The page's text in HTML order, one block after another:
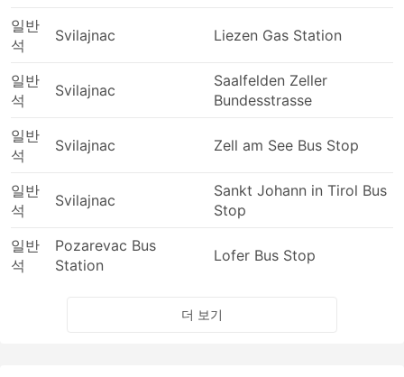
일반
석
Svilajnac Liezen Gas Station
일반
석
Svilajnac
Saalfelden Zeller
Bundesstrasse
일반
석
Svilajnac Zell am See Bus Stop
일반
석
Svilajnac
Sankt Johann in Tirol Bus
Stop
일반
석
Pozarevac Bus
Station
Lofer Bus Stop
더 보기